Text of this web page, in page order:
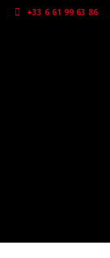
+33 6 61 99 63 86